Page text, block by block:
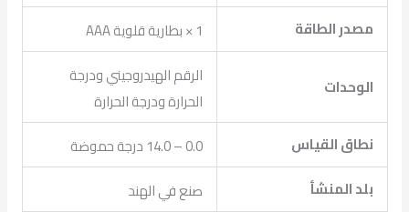
مصدر الطاقة
1 × بطارية قلوية AAA
الوحدات
الرقم الهيدروجيني ودرجة
الحرارة ودرجة الحرارة
نطاق القياس
0.0 – 14.0 درجة حموضة
بلد المنشأ
صنع في الهند